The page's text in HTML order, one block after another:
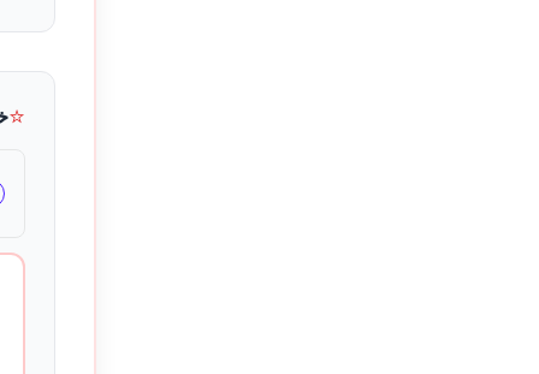
⭐